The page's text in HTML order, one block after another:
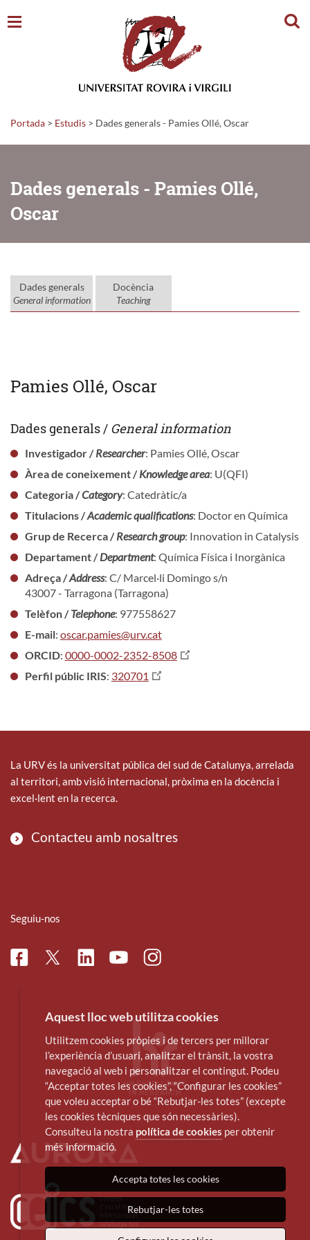
Portada > Estudis > Dades generals - Pamies Ollé, Oscar
Dades generals - Pamies Ollé,
Oscar
Dades generals
General information
Docència
Teaching
Pamies Ollé, Oscar
Dades generals / General information
Investigador /Researcher: Pamies Ollé, Oscar
Àrea de coneixement /Knowledge area: U(QFI)
Categoria /Category: Catedràtic/a
Titulacions /Academic qualifications: Doctor en Química
Grup de Recerca /Research group: Innovation in Catalysis
Departament /Department: Química Física i Inorgànica
Adreça /Address: C/ Marcel·li Domingo s/n
43007 - Tarragona (Tarragona)
Telèfon /Telephone: 977558627
E-mail: oscar.pamies@urv.cat
ORCID: 0000-0002-2352-8508
Perfil públic IRIS: 320701
La URV és la universitat pública del sud de Catalunya, arrelada
al territori, amb visió internacional, pròxima en la docència i
excel·lent en la recerca.
Contacteu amb nosaltres
Seguiu-nos
FacebookTwitterLinkedinYoutubeInstagram
Aquest lloc web utilitza cookies
Utilitzem cookies pròpies i de tercers per millorar
l’experiència d’usuari, analitzar el trànsit, la vostra
navegació al web i personalitzar el contingut. Podeu
“Acceptar totes les cookies”, “Configurar les cookies”
que voleu acceptar o bé “Rebutjar-les totes” (excepte
les cookies tècniques que són necessàries).
Consulteu la nostra política de cookies per obtenir
més informació.
Accepta totes les cookies
Rebutjar-les totes